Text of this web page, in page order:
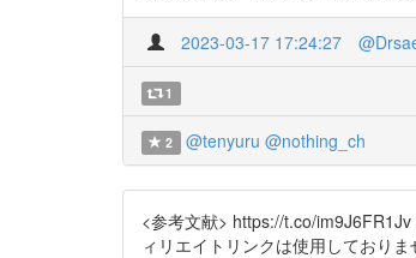
2023-03-17 17:24:27
1
2 @tenyuru @nothing_ch
<参考文献> https://t.co/
ィリエイトリンクは使用しておりま